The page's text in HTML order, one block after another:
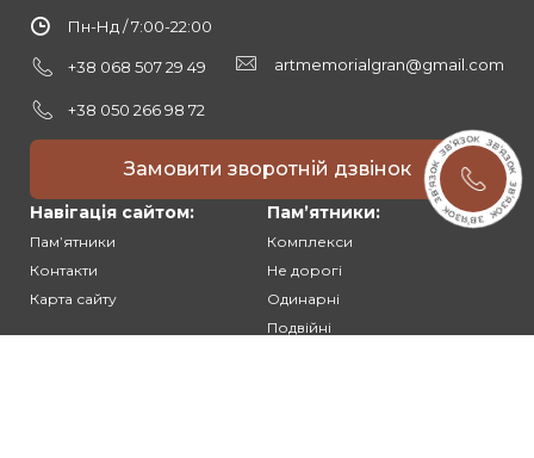
Пн-Нд / 7:00-22:00
+38 068 507 29 49
+38 050 266 98 72
artmemorialgran@gmail.com
Замовити зворотній дзвінок
Навігація сайтом:
Памʼятники
Контакти
Карта сайту
Памʼятники:
Комплекси
Не дорогі
Одинарні
Подвійні